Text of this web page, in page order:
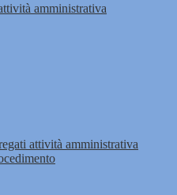
amministrativa
attività amministrativa